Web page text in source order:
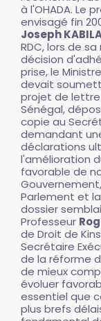
à l'OHADA. Le
envisagé fin
Joseph
RDC, lors de
décision
prise, le
devait
projet de lettre
Sénégal,
copie au
demandant
déclarations
l'amélioration
favorable de
Parlement et
dossier
Professeur
de Droit de
Secrétaire
de la réforme
de mieux
évoluer
essentiel que
plus brefs